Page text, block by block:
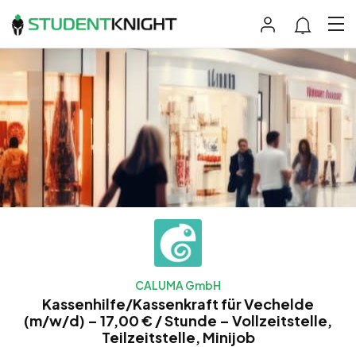
CALUMA GmbH
Kassenhilfe/Kassenkraft für Vechelde
(m/w/d) – 17,00 € / Stunde – Vollzeitstelle,
Teilzeitstelle, Minijob